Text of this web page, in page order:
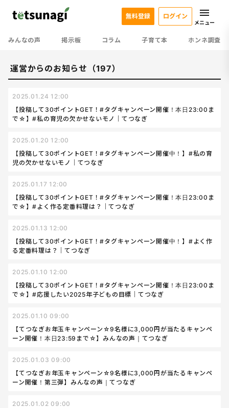
みんなの声 掲示板 コラム 子育て本 ホンネ調査
無料登録 ログイン
メニュー
運営からのお知らせ（197）
2025.01.24 12:00
【投稿して30ポイントGET！#タグキャンペーン開催！本日23:00ま
で☆】#私の育児の欠かせないモノ｜てつなぎ
2025.01.20 12:00
【投稿して30ポイントGET！#タグキャンペーン開催中！】#私の育
児の欠かせないモノ｜てつなぎ
2025.01.17 12:00
【投稿して30ポイントGET！#タグキャンペーン開催！本日23:00ま
で☆】#よく作る定番料理は？｜てつなぎ
2025.01.13 12:00
【投稿して30ポイントGET！#タグキャンペーン開催中！】#よく作
る定番料理は？｜てつなぎ
2025.01.10 12:00
【投稿して30ポイントGET！#タグキャンペーン開催！本日23:00ま
で☆】#応援したい2025年子どもの目標｜てつなぎ
2025.01.10 09:00
【てつなぎお年玉キャンペーン☆9名様に3,000円が当たるキャンペ
ーン開催！本日23:59まで☆】みんなの声｜てつなぎ
2025.01.03 09:00
【てつなぎお年玉キャンペーン☆9名様に3,000円が当たるキャンペ
ーン開催！第三弾】みんなの声｜てつなぎ
2025.01.02 09:00